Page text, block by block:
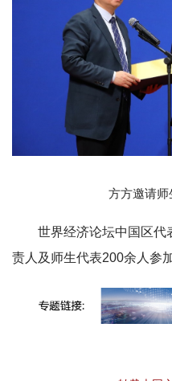
方方邀请师
世界经济论坛中国区代
责人及师生代表200余人参